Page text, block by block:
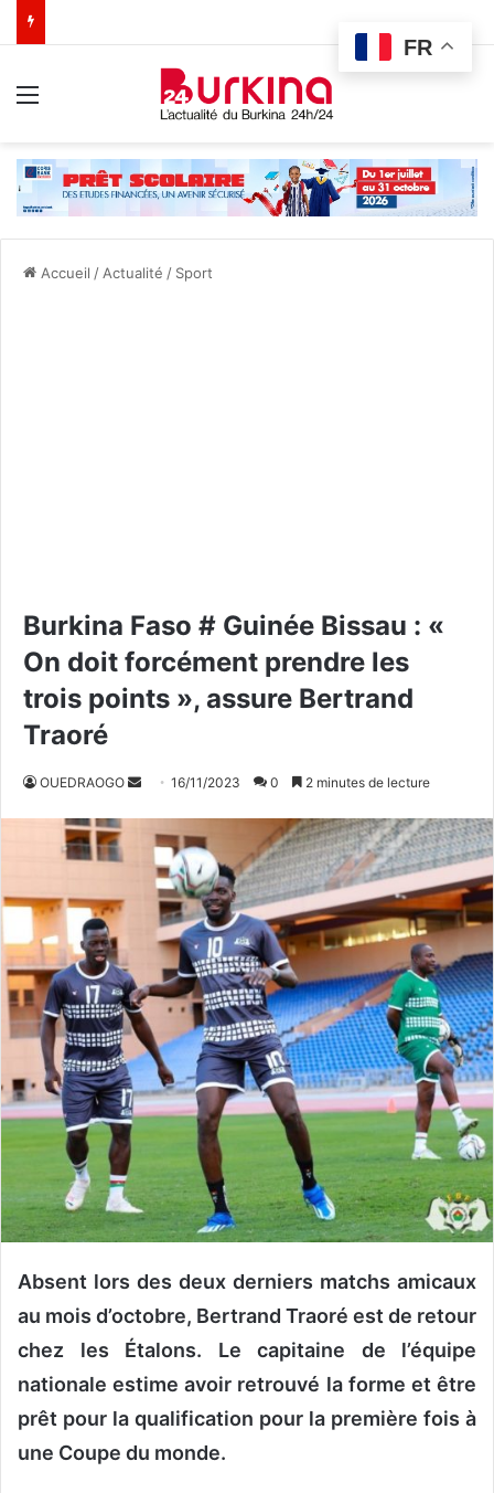
Accueil / Actualité / Sport
Burkina Faso # Guinée Bissau : «
On doit forcément prendre les
trois points », assure Bertrand
Traoré
OUEDRAOGO
n
c
o
r
l
16/11/2023 0 2 minutes de lecture
Absent lors des deux derniers matchs amicaux
au mois d’octobre, Bertrand Traoré est de retour
chez les Étalons. Le capitaine de l’équipe
nationale estime avoir retrouvé la forme et être
prêt pour la qualification pour la première fois à
une Coupe du monde.
FR